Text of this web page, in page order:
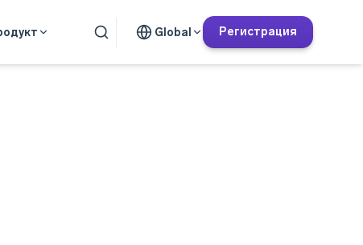
Global Регистрация